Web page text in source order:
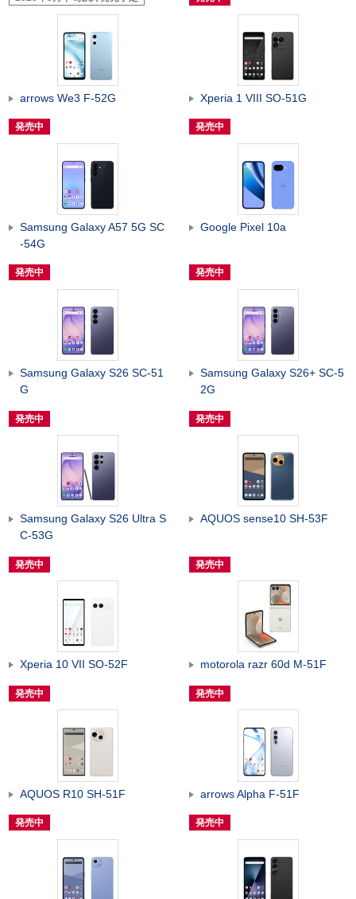
arrows We3 F-52G
発売中
Xperia 1 VIII SO-51G
発売中
Samsung Galaxy A57 5G SC
-54G
発売中
Google Pixel 10a
発売中
Samsung Galaxy S26 SC-51
G
発売中
Samsung Galaxy S26+ SC-5
2G
発売中
Samsung Galaxy S26 Ultra S
C-53G
発売中
AQUOS sense10 SH-53F
発売中
Xperia 10 VII SO-52F
発売中
motorola razr 60d M-51F
発売中
AQUOS R10 SH-51F
発売中
arrows Alpha F-51F
発売中